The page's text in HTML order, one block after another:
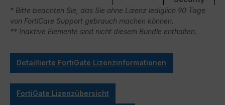
* Bitte beachten Sie, das Sie ohne Lizenz lediglich 90 Tage
von FortiCare Support gebrauch machen können.
** Inaktive Elemente sind nicht diesem Bundle enthalten.
Detaillierte FortiGate Lizenzinformationen
FortiGate Lizenzübersicht